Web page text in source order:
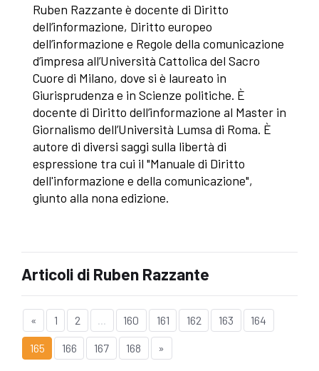
Ruben Razzante è docente di Diritto
dell’informazione, Diritto europeo
dell’informazione e Regole della comunicazione
d’impresa all’Università Cattolica del Sacro
Cuore di Milano, dove si è laureato in
Giurisprudenza e in Scienze politiche. È
docente di Diritto dell’informazione al Master in
Giornalismo dell’Università Lumsa di Roma. È
autore di diversi saggi sulla libertà di
espressione tra cui il "Manuale di Diritto
dell'informazione e della comunicazione",
giunto alla nona edizione.
Articoli di Ruben Razzante
« 1 2 160 161 162 163 164
165 166 167 168 »